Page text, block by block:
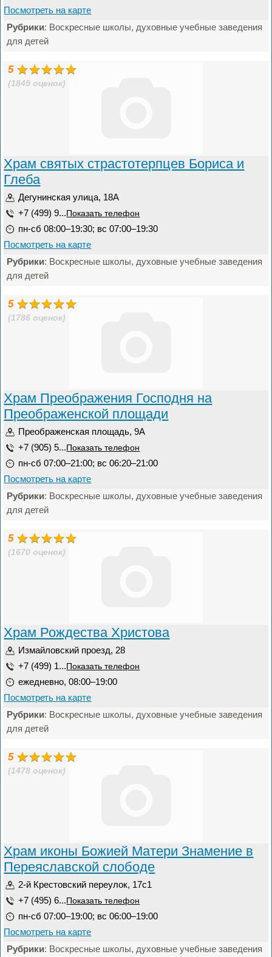
Посмотреть на карте
Рубрики: Воскресные школы, духовные учебные заведения
для детей
5
(1849 оценок)
Храм святых страстотерпцев Бориса и
Глеба
Дегунинская улица, 18А
+7 (499) 9... Показать телефон
пн-сб 08:00–19:30; вс 07:00–19:30
Посмотреть на карте
Рубрики: Воскресные школы, духовные учебные заведения
для детей
5
(1786 оценок)
Храм Преображения Господня на
Преображенской площади
Преображенская площадь, 9А
+7 (905) 5... Показать телефон
пн-сб 07:00–21:00; вс 06:20–21:00
Посмотреть на карте
Рубрики: Воскресные школы, духовные учебные заведения
для детей
5
(1670 оценок)
Храм Рождества Христова
Измайловский проезд, 28
+7 (499) 1... Показать телефон
ежедневно, 08:00–19:00
Посмотреть на карте
Рубрики: Воскресные школы, духовные учебные заведения
для детей
5
(1478 оценок)
Храм иконы Божией Матери Знамение в
Переяславской слободе
2-й Крестовский переулок, 17с1
+7 (495) 6... Показать телефон
пн-сб 07:00–19:00; вс 06:00–19:00
Посмотреть на карте
Рубрики: Воскресные школы, духовные учебные заведения